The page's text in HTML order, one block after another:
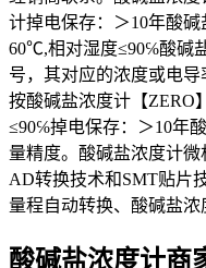
计掉电保存：＞10年酸
60℃,相对湿度≤90℅酸碱
号，其对应的浓度或电
按酸碱盐浓度计【ZERO
≤90℅掉电保存：＞10年
量精度。酸碱盐浓度计
AD转换技术和SMT贴片
量程自动转换、酸碱盐浓
酸碱盐浓度计商